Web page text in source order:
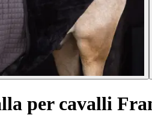
per cavalli